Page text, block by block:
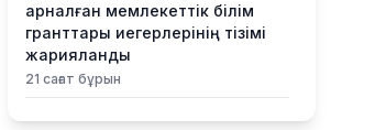
арналған мемлекеттік білім
гранттары иегерлерінің тізімі
жарияланды
21 сағат бұрын
Ауылға көшетін IT-мамандар